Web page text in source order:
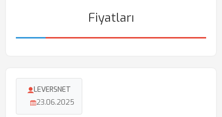
Fiyatları
LEVERSNET
23.06.2025